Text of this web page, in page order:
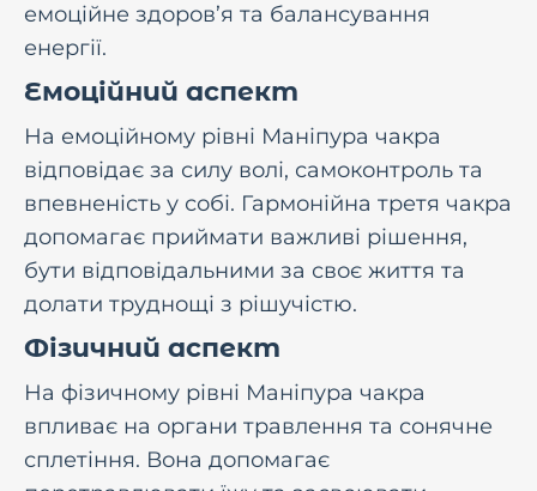
емоційне здоров’я та балансування
енергії.
Емоційний аспект
На емоційному рівні Маніпура чакра
відповідає за силу волі, самоконтроль та
впевненість у собі. Гармонійна третя чакра
допомагає приймати важливі рішення,
бути відповідальними за своє життя та
долати труднощі з рішучістю.
Фізичний аспект
На фізичному рівні Маніпура чакра
впливає на органи травлення та сонячне
сплетіння. Вона допомагає